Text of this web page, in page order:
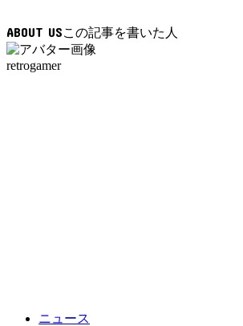
み
中…
ABOUT US
retrogamer
ニュース